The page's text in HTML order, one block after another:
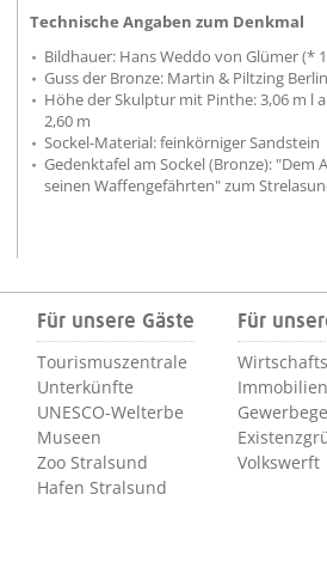
Technische Angaben zum Denkmal
Bildhauer: Hans Weddo von Glümer (*
Guss der Bronze: Martin & Piltzing
Höhe der Skulptur mit Pinthe: 3,06 m l
2,60 m
Sockel-Material: feinkörniger Sandstein
Gedenktafel am Sockel (Bronze):
seinen Waffengefährten" zum
Für unsere Gäste
Tourismuszentrale
Unterkünfte
UNESCO-Welterbe
Museen
Zoo Stralsund
Hafen Stralsund
Für
Immobilien
Volkswerft